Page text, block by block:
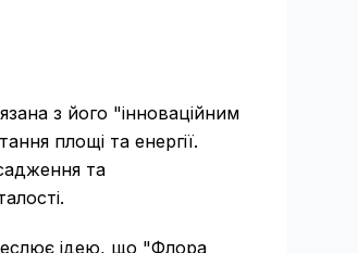
з його "інноваційним
площі та енергії.
та
ідею, що "Флора